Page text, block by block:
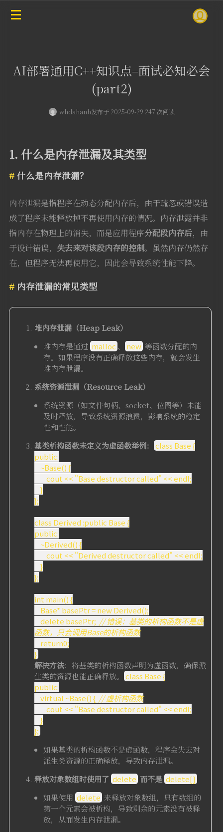
AI部署通用C++知识点–面试必知必会
(part2)
whdahanh发布于 2025-09-29 247 次阅读
1. 什么是内存泄漏及其类型
什么是内存泄漏？
内存泄漏是指程序在动态分配内存后，由于疏忽或错误造
成了程序未能释放掉不再使用内存的情况。内存泄露并非
指内存在物理上的消失，而是应用程序分配段内存后，由
于设计错误， 失去来对该段内存的控制。虽然内存仍然存
在，但程序无法再使用它，因此会导致系统性能下降。
内存泄漏的常见类型
堆内存泄漏（Heap Leak）
堆内存是通过 malloc、 new等函数分配的内
存。如果程序没有正确释放这些内存，就会发生
堆内存泄漏。
系统资源泄漏（Resource Leak）
系统资源（如文件句柄、socket、位图等）未能
及时释放，导致系统资源浪费，影响系统的稳定
性和性能。
基类析构函数未定义为虚函数举例：
class Base {
public:
~Base() {
cout << "Base destructor called" << endl;
}
};
class Derived :public Base {
public:
~Derived() {
cout << "Derived destructor called" << endl;
}
};
int main() {
Base* basePtr = new Derived();
delete basePtr; // 错误：基类的析构函数不是虚
函数，只会调用Base的析构函数
return0;
}
解决方法：将基类的析构函数声明为虚函数，确保派
生类的资源也能正确释放。
class Base {
public:
virtual ~Base() { // 虚析构函数
cout << "Base destructor called" << endl;
}
};
如果基类的析构函数不是虚函数，程序会失去对
派生类资源的正确释放，导致内存泄漏。
释放对象数组时使用了 delete而不是 delete[]
如果使用 delete来释放对象数组，只有数组的
第一个元素会被析构，导致剩余的元素没有被释
放，从而发生内存泄漏。